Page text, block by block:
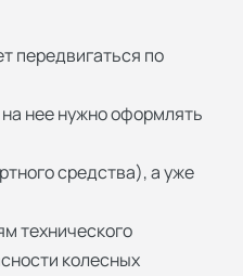
передвигаться по
нее нужно оформлять
средства), а уже
технического
колесных